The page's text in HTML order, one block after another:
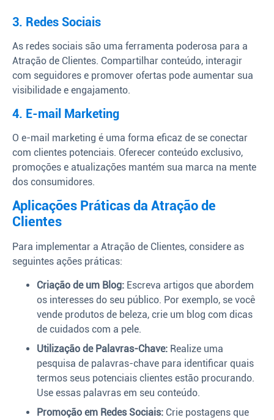
3. Redes Sociais
As redes sociais são uma ferramenta poderosa para a
Atração de Clientes. Compartilhar conteúdo, interagir
com seguidores e promover ofertas pode aumentar sua
visibilidade e engajamento.
4. E-mail Marketing
O e-mail marketing é uma forma eficaz de se conectar
com clientes potenciais. Oferecer conteúdo exclusivo,
promoções e atualizações mantém sua marca na mente
dos consumidores.
Aplicações Práticas da Atração de
Clientes
Para implementar a Atração de Clientes, considere as
seguintes ações práticas:
Criação de um Blog: Escreva artigos que abordem
os interesses do seu público. Por exemplo, se você
vende produtos de beleza, crie um blog com dicas
de cuidados com a pele.
Utilização de Palavras-Chave: Realize uma
pesquisa de palavras-chave para identificar quais
termos seus potenciais clientes estão procurando.
Use essas palavras em seu conteúdo.
Promoção em Redes Sociais: Crie postagens que